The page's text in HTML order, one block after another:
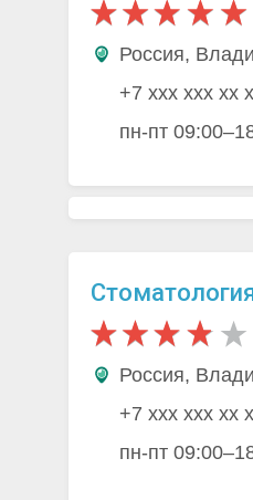
Россия,
+7 xxx xxx xx
пн-пт
Россия,
+7 xxx xxx xx
пн-пт